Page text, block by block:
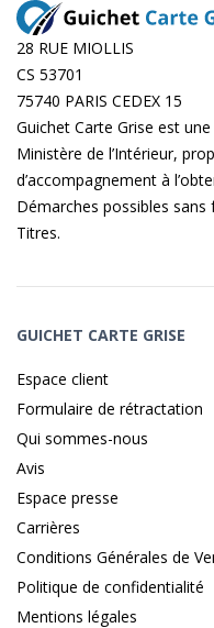
28 RUE MIOLLIS
CS 53701
75740 PARIS CEDEX 15
Guichet Carte Grise est
Ministère de l’Intérieur,
d’accompagnement à
Démarches possibles
Titres.
GUICHET CARTE GRISE
Espace client
Formulaire de rétractation
Qui sommes-nous
Avis
Espace presse
Carrières
Conditions Générales de
Politique de confidentialité
Mentions légales